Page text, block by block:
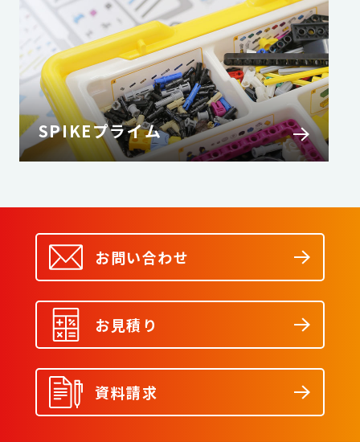
SPIKEプライム
お問い合わせ
お見積り
資料請求